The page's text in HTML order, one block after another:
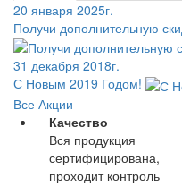
20 января 2025г.
Получи дополнительную
31 декабря 2018г.
С Новым 2019 Годом!
Все Акции
Качество
Вся продукция
сертифицирована,
проходит контроль